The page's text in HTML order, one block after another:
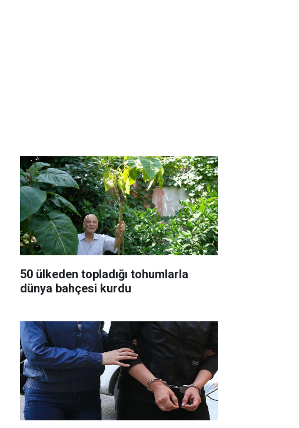
50 ülkeden topladığı tohumlarla
dünya bahçesi kurdu